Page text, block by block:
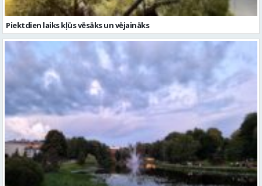
Piektdien laiks kļūs vēsāks un vējaināks